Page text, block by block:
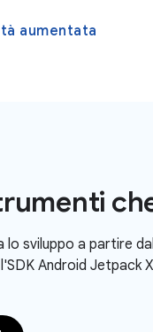
aumentata
lo sviluppo a partire
Android Jetpack